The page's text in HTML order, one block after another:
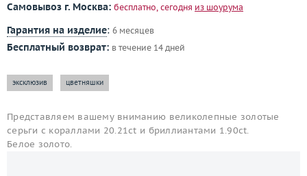
Самовывоз г. Москва: бесплатно, сегодня из шоурума
Гарантия на изделие: 6 месяцев
Бесплатный возврат: в течение 14 дней
эксклюзив цветняшки
Представляем вашему вниманию великолепные золотые
серьги с кораллами 20.21ct и бриллиантами 1.90ct.
Белое золото.